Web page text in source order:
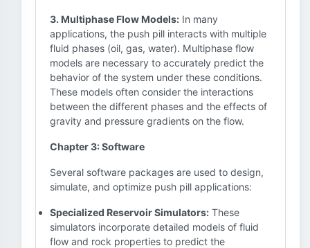
3. Multiphase Flow Models: In many
applications, the push pill interacts with multiple
fluid phases (oil, gas, water). Multiphase flow
models are necessary to accurately predict the
behavior of the system under these conditions.
These models often consider the interactions
between the different phases and the effects of
gravity and pressure gradients on the flow.
Chapter 3: Software
Several software packages are used to design,
simulate, and optimize push pill applications:
Specialized Reservoir Simulators: These
simulators incorporate detailed models of fluid
flow and rock properties to predict the